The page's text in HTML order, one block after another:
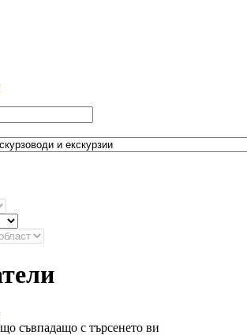
съвпадащо с търсенето ви